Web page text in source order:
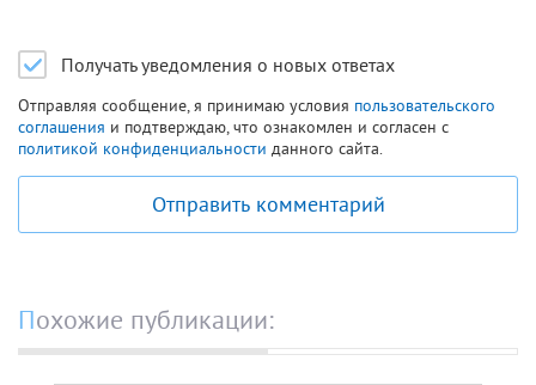
Получать уведомления о новых ответах
Отправляя сообщение, я принимаю условия пользовательского
соглашения и подтверждаю, что ознакомлен и согласен с
политикой конфиденциальности данного сайта.
Отправить комментарий
Похожие публикации: